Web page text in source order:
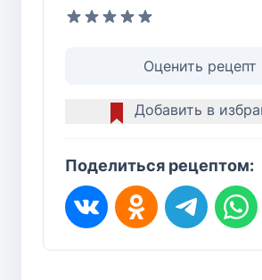
Оценить рецепт
Добавить в
Поделиться рецептом: